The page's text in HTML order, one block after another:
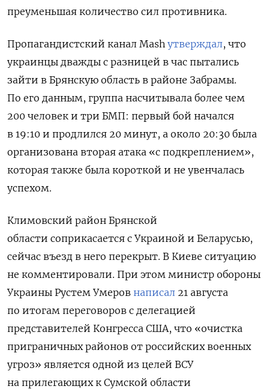
преуменьшая количество сил противника.
Пропагандистский канал Mash утверждал, что
украинцы дважды с разницей в час пытались
зайти в Брянскую область в районе Забрамы.
По его данным, группа насчитывала более чем
200 человек и три БМП: первый бой начался
в 19:10 и продлился 20 минут, а около 20:30 была
организована вторая атака «с подкреплением»,
которая также была короткой и не увенчалась
успехом.
Климовский район Брянской
области соприкасается с Украиной и Беларусью,
сейчас въезд в него перекрыт. В Киеве ситуацию
не комментировали. При этом министр обороны
Украины Рустем Умеров написал 21 августа
по итогам переговоров с делегацией
представителей Конгресса США, что «очистка
приграничных районов от российских военных
угроз» является одной из целей ВСУ
на прилегающих к Сумской области